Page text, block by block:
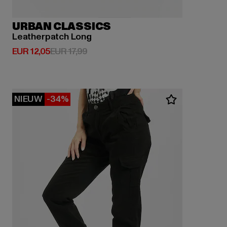
URBAN CLASSICS
Leatherpatch Long
EUR 12,05
Huidige prijs: EUR 12,05
EUR 17,99Actieprijs: EUR 17,99
NIEUW -34%